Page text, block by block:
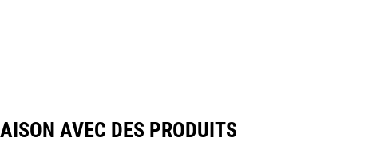
AVEC DES PRODUITS